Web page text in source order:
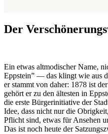
Der
Ein etwas altmodischer Name,
Eppstein” — das klingt wie aus
er stammt von daher: 1878 ist
gehört er zu den ältesten in
die erste Bürgerinitiative der
Idee, dass nicht nur die
Pflicht sind, etwas für Ansehen
Das ist noch heute der